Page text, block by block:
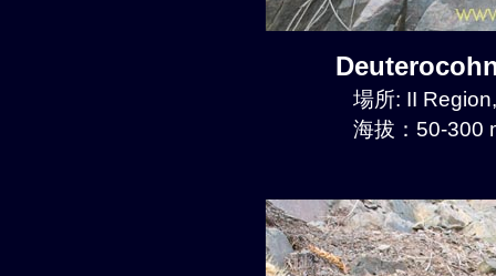
場所: II
海拔：50-300